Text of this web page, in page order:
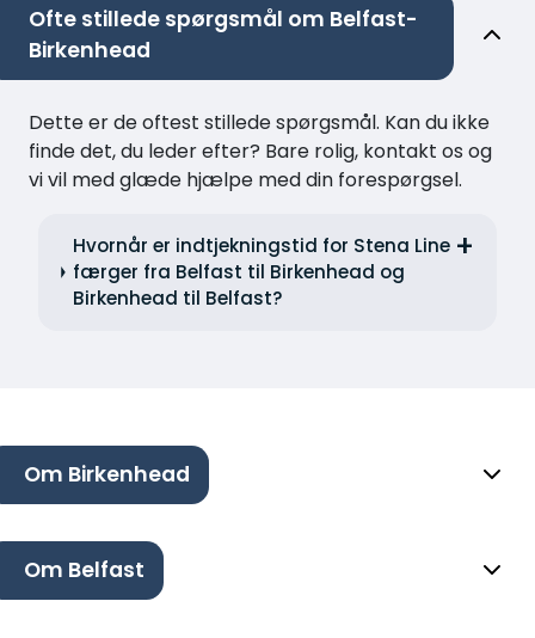
Ofte stillede spørgsmål om Belfast-
Birkenhead
Dette er de oftest stillede spørgsmål. Kan du ikke
finde det, du leder efter? Bare rolig, kontakt os og
vi vil med glæde hjælpe med din forespørgsel.
Hvornår er indtjekningstid for Stena Line
færger fra Belfast til Birkenhead og
Birkenhead til Belfast?
Om Birkenhead
Om Belfast